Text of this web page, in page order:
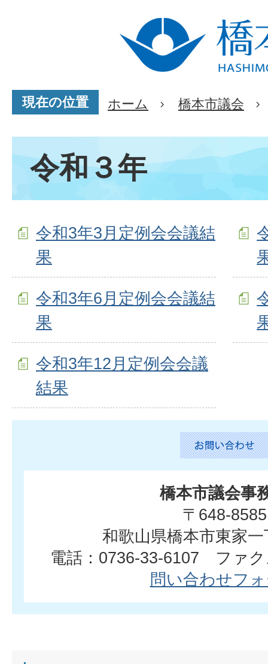
現在の位置 ホーム 橋本市議会
令和３年
令和3年3月定例会会議結
果
令和3年6月定例会会議結
果
令和3年12月定例会会議
結果
橋本市議会事
〒648-8585
和歌山県橋本市東家
電話：0736-33-6107 ファク
問い合わせフ